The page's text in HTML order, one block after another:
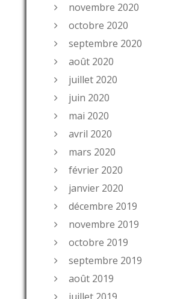
novembre 2020
octobre 2020
septembre 2020
août 2020
juillet 2020
juin 2020
mai 2020
avril 2020
mars 2020
février 2020
janvier 2020
décembre 2019
novembre 2019
octobre 2019
septembre 2019
août 2019